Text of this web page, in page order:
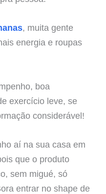
, muita gente
energia e roupas
boa
exercício leve, se
considerável!
aí na sua casa em
que o produto
sem migué, só
entrar no shape de